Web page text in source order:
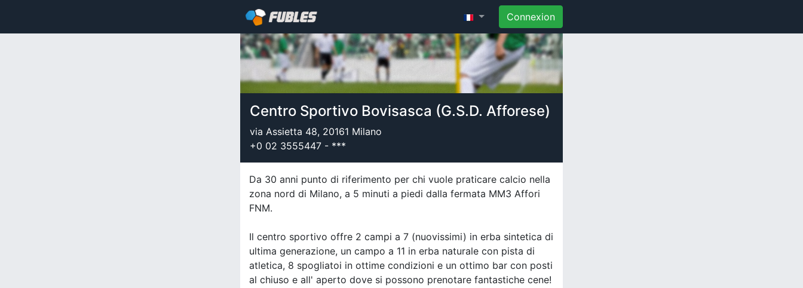
Connexion
Centro Sportivo Bovisasca (G.S.D. Afforese)
via Assietta 48, 20161 Milano
+0 02 3555447 - ***
Da 30 anni punto di riferimento per chi vuole praticare calcio nella
zona nord di Milano, a 5 minuti a piedi dalla fermata MM3 Affori
FNM.
Il centro sportivo offre 2 campi a 7 (nuovissimi) in erba sintetica di
ultima generazione, un campo a 11 in erba naturale con pista di
atletica, 8 spogliatoi in ottime condizioni e un ottimo bar con posti
al chiuso e all' aperto dove si possono prenotare fantastiche cene!